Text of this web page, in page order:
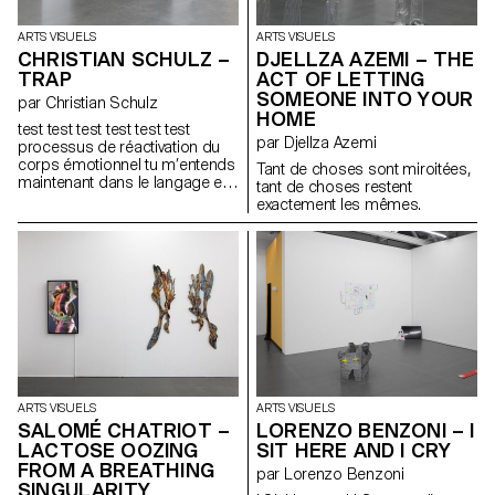
nostalgique et apologétique
faisant référence à la
Campagne d’Egypte. Papyrus
ou palmiers Qu’on sème Qui
naissent Un jardin d’Egypte ?
où transite Marara est magique,
il désorganise la réalité établie.
Là-bas, on pourrait imaginer
une soirée où l’entrée s’est faite
lors de la plongée dans le
fleuve et l’after commence à
l’émersion au Lac Léman.
ARTS VISUELS
CHRISTIAN SCHULZ –
TRAP
par Christian Schulz
test test test test test test
processus de réactivation du
corps émotionnel tu m’entends
maintenant dans le langage et
une fonction opératoire ma
recherche dans les protocoles
n’importe qui dans le son de
ma voix procédures de
reconnaissance vocale
cinquante mille watts de
qui explose dans les circuits ce
microphone transforme le son
en électricité de la
communication sociale et des
ouvertures jeu infini
d’interprétation désir tu
m’entends maintenant
ARTS VISUELS
DJELLZA AZEMI – THE
ACT OF LETTING
SOMEONE INTO YOUR
HOME
par Djellza Azemi
Tant de choses sont miroitées,
tant de choses restent
exactement les mêmes.
ARTS VISUELS
SALOMÉ CHATRIOT –
LACTOSE OOZING
FROM A BREATHING
SINGULARITY
ARTS VISUELS
LORENZO BENZONI – I
SIT HERE AND I CRY
par Lorenzo Benzoni